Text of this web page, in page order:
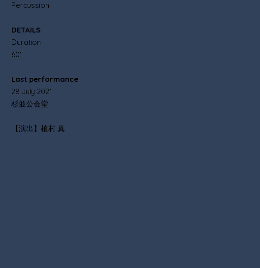
Percussion
DETAILS
Duration
60'
Last performance
28 July 2021
杉並公会堂
【演出】植村 真